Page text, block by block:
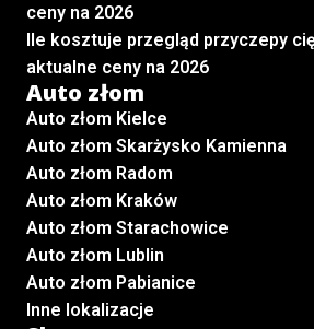
ceny na 2026
Ile kosztuje przegląd przyczepy
aktualne ceny na 2026
Auto złom
Auto złom Kielce
Auto złom Skarżysko Kamienna
Auto złom Radom
Auto złom Kraków
Auto złom Starachowice
Auto złom Lublin
Auto złom Pabianice
Inne lokalizacje